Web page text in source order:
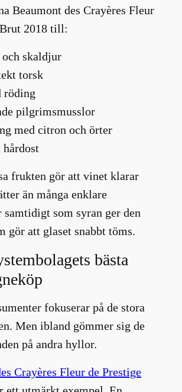
Beaumont des Crayères Fleur
2018 till:
skaldjur
torsk
röding
pilgrimsmusslor
med citron och örter
hårdost
frukten gör att vinet klarar
än många enklare
samtidigt som syran ger den
gör att glaset snabbt töms.
bästa
fokuserar på de stora
Men ibland gömmer sig de
på andra hyllor.
Crayères Fleur de Prestige